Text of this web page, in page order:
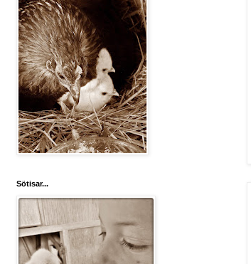
Sötisar...